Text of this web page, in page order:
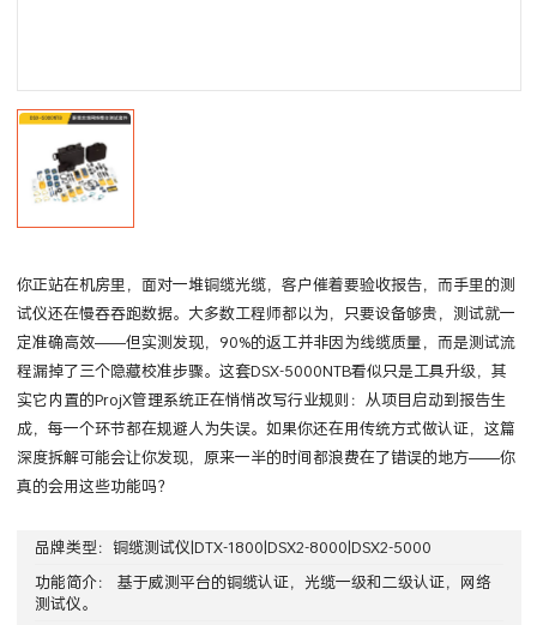
你正站在机房里，面对一堆铜缆光缆，客户催着要验收报告，而手里的测
试仪还在慢吞吞跑数据。大多数工程师都以为，只要设备够贵，测试就一
定准确高效——但实测发现，90%的返工并非因为线缆质量，而是测试流
程漏掉了三个隐藏校准步骤。这套DSX-5000NTB看似只是工具升级，其
实它内置的ProjX管理系统正在悄悄改写行业规则：从项目启动到报告生
成，每一个环节都在规避人为失误。如果你还在用传统方式做认证，这篇
深度拆解可能会让你发现，原来一半的时间都浪费在了错误的地方——你
真的会用这些功能吗？
品牌类型： 铜缆测试仪|DTX-1800|DSX2-8000|DSX2-5000
功能简介： 基于威测平台的铜缆认证，光缆一级和二级认证，网络
测试仪。